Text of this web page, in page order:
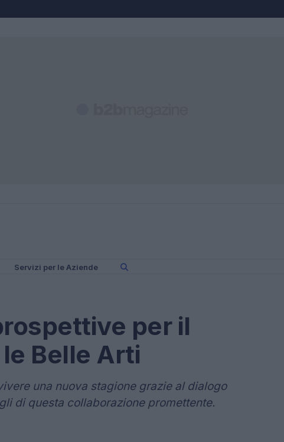
Servizi per le Aziende
per il
Belle Arti
una nuova stagione grazie al dialogo
di questa collaborazione promettente.